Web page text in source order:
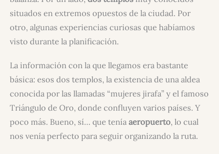
situados en extremos opuestos de la ciudad. Por
otro, algunas experiencias curiosas que habíamos
visto durante la planificación.
La información con la que llegamos era bastante
básica: esos dos templos, la existencia de una aldea
conocida por las llamadas “mujeres jirafa” y el famoso
Triángulo de Oro, donde confluyen varios países. Y
poco más. Bueno, sí… que teníaaeropuerto, lo cual
nos venía perfecto para seguir organizando la ruta.